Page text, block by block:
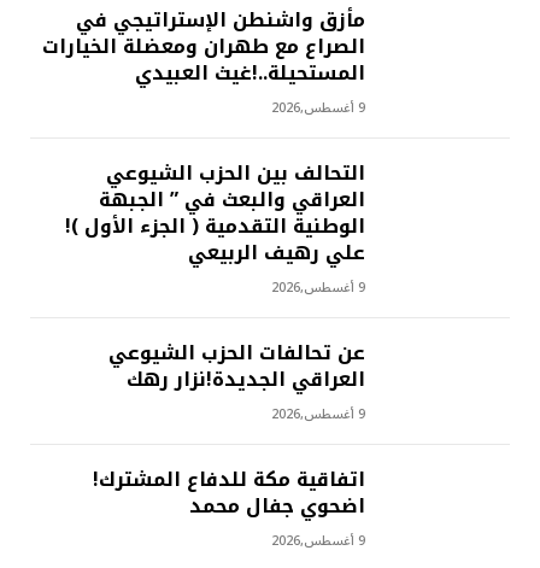
مأزق واشنطن الإستراتيجي في
الصراع مع طهران ومعضلة الخيارات
المستحيلة..!غيث العبيدي
9 أغسطس,2026
التحالف بين الحزب الشيوعي
العراقي والبعث في ” الجبهة
الوطنية التقدمية ( الجزء الأول )!
علي رهيف الربيعي
9 أغسطس,2026
عن تحالفات الحزب الشيوعي
العراقي الجديدة!نزار رهك
9 أغسطس,2026
اتفاقية مكة للدفاع المشترك!
اضحوي جفال محمد
9 أغسطس,2026